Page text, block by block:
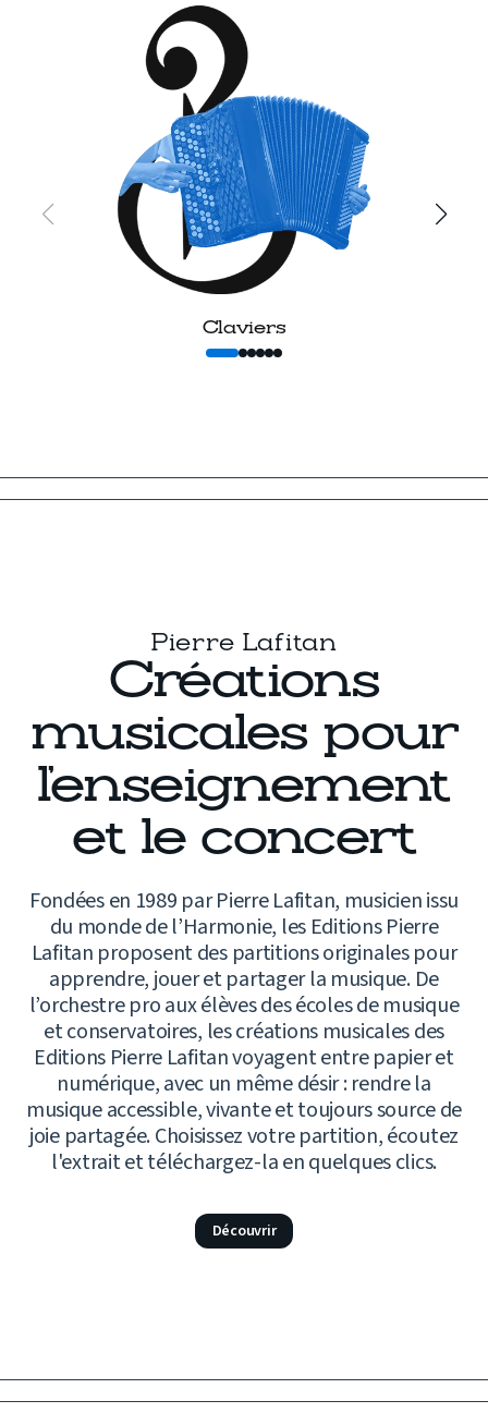
Claviers
Pierre Lafitan
Créations
musicales pour
l’enseignement
et le concert
Fondées en 1989 par Pierre Lafitan, musicien issu
du monde de l’Harmonie, les Editions Pierre
Lafitan proposent des partitions originales pour
apprendre, jouer et partager la musique. De
l’orchestre pro aux élèves des écoles de musique
et conservatoires, les créations musicales des
Editions Pierre Lafitan voyagent entre papier et
numérique, avec un même désir : rendre la
musique accessible, vivante et toujours source de
joie partagée. Choisissez votre partition, écoutez
l'extrait et téléchargez-la en quelques clics.
Découvrir